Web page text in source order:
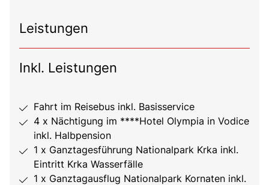
Leistungen
Inkl. Leistungen
Fahrt im Reisebus inkl. Basisservice
4 x Nächtigung im ****Hotel Olympia in Vodice
inkl. Halbpension
1 x Ganztagesführung Nationalpark Krka inkl.
Eintritt Krka Wasserfälle
1 x Ganztagausflug Nationalpark Kornaten inkl.